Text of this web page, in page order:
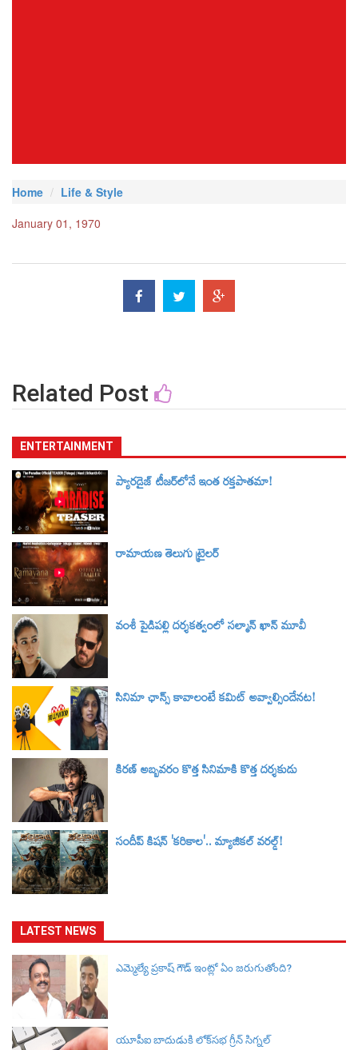
Home
Life & Style
January 01, 1970
Related Post
ENTERTAINMENT
ప్యారడైజ్ టీజర్‌లోనే ఇంత రక్తపాతమా!
రామాయణ తెలుగు ట్రైలర్‌
వంశీ పైడిపల్లి దర్శకత్వంలో సల్మాన్ ఖాన్ మూవీ
సినిమా ఛాన్స్ కావాలంటే కమిట్ అవ్వాల్సిందేనట!
కిరణ్ అబ్బవరం కొత్త సినిమాకి కొత్త దర్శకుడు
సందీప్ కిషన్ 'కరికాల'.. మ్యాజికల్ వరల్డ్‌!
LATEST NEWS
ఎమ్మెల్యే ప్రకాష్ గౌడ్ ఇంట్లో ఏం జరుగుతోంది?
యూపీఐ బాదుడుకి లోక్‌సభ గ్రీన్ సిగ్నల్‌